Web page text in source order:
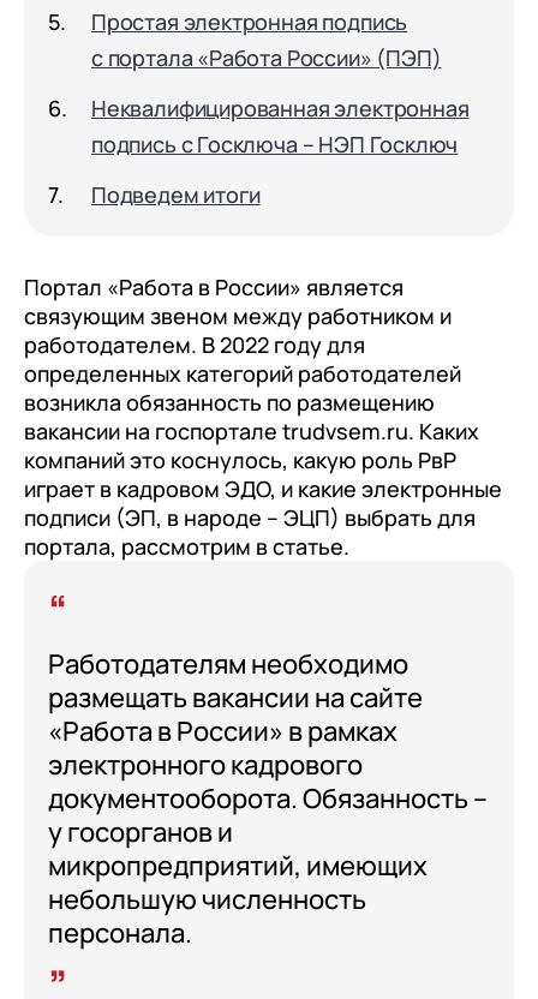
Простая электронная подпись
с портала «Работа России» (ПЭП)
Неквалифицированная электронная
подпись с Госключа – НЭП Госключ
Подведем итоги
Портал «Работа в России» является
связующим звеном между работником и
работодателем. В 2022 году для
определенных категорий работодателей
возникла обязанность по размещению
вакансии на госпортале trudvsem.ru. Каких
компаний это коснулось, какую роль РвР
играет в кадровом ЭДО, и какие электронные
подписи (ЭП, в народе – ЭЦП) выбрать для
портала, рассмотрим в статье.
Работодателям необходимо
размещать вакансии на сайте
«Работа в России» в рамках
электронного кадрового
документооборота. Обязанность –
у госорганов и
микропредприятий, имеющих
небольшую численность
персонала.
Переход с Terrasoft CRM на 1С:CRM или
1С-Битрикс 24
1С:Кабинет сотрудника
Внутренний документооборот (СЭД)
1С:Документооборот 8
Управление финансами (FRP)
WA:Финансист
Отраслевые решения
Легкая логистика
Бизнес-аналитика (BI)
1С:Аналитика
Управление взаимоотношениями с
клиентами (CRM)
Сервисы 1С
1С-ЭДО
1С:Контрагент
1С-Отчетность
1С:Фреш
Доки 1С
Прочие отрасли
Контакты
Релокация
Истории успеха